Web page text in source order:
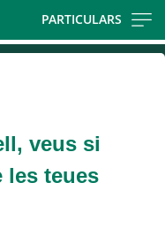
PARTICULARS
veus si
les teues